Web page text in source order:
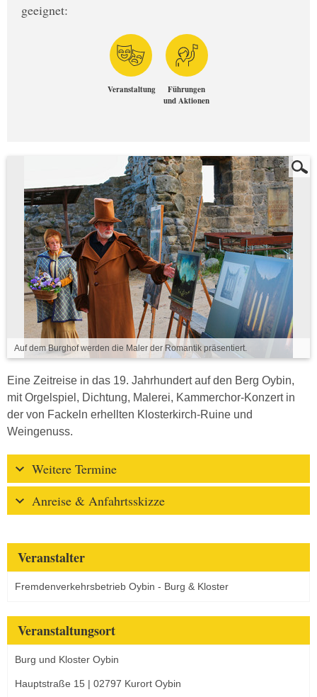
geeignet:
Veranstaltung
Führungen
und Aktionen
Auf dem Burghof werden die Maler der Romantik präsentiert.
Eine Zeitreise in das 19. Jahrhundert auf den Berg Oybin,
mit Orgelspiel, Dichtung, Malerei, Kammerchor-Konzert in
der von Fackeln erhellten Klosterkirch-Ruine und
Weingenuss.
Weitere Termine
Anreise & Anfahrtsskizze
Veranstalter
Fremdenverkehrsbetrieb Oybin - Burg & Kloster
Veranstaltungsort
Burg und Kloster Oybin
Hauptstraße 15 | 02797 Kurort Oybin